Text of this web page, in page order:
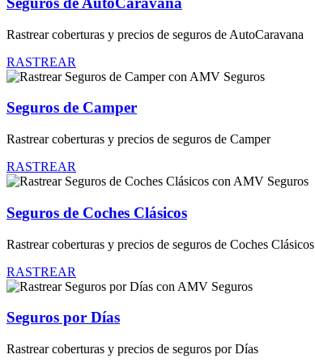
Rastrear coberturas y precios de seguros de AutoCaravana
RASTREAR
Seguros de Camper
Rastrear coberturas y precios de seguros de Camper
RASTREAR
Seguros de Coches Clásicos
Rastrear coberturas y precios de seguros de Coches Clásicos
RASTREAR
Seguros por Días
Rastrear coberturas y precios de seguros por Días